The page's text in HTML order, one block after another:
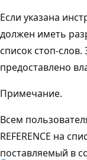
Если указана
должен иметь
список стоп-
предоставлено
Примечание.
Всем
REFERENCE на
поставляемый в